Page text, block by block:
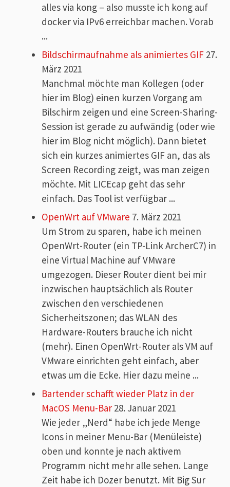
alles via kong – also musste ich kong auf
docker via IPv6 erreichbar machen. Vorab
...
Bildschirmaufnahme als animiertes GIF 27.
März 2021
Manchmal möchte man Kollegen (oder
hier im Blog) einen kurzen Vorgang am
Bilschirm zeigen und eine Screen-Sharing-
Session ist gerade zu aufwändig (oder wie
hier im Blog nicht möglich). Dann bietet
sich ein kurzes animiertes GIF an, das als
Screen Recording zeigt, was man zeigen
möchte. Mit LICEcap geht das sehr
einfach. Das Tool ist verfügbar ...
OpenWrt auf VMware 7. März 2021
Um Strom zu sparen, habe ich meinen
OpenWrt-Router (ein TP-Link ArcherC7) in
eine Virtual Machine auf VMware
umgezogen. Dieser Router dient bei mir
inzwischen hauptsächlich als Router
zwischen den verschiedenen
Sicherheitszonen; das WLAN des
Hardware-Routers brauche ich nicht
(mehr). Einen OpenWrt-Router als VM auf
VMware einrichten geht einfach, aber
etwas um die Ecke. Hier dazu meine ...
Bartender schafft wieder Platz in der
MacOS Menu-Bar 28. Januar 2021
Wie jeder „Nerd“ habe ich jede Menge
Icons in meiner Menu-Bar (Menüleiste)
oben und konnte je nach aktivem
Programm nicht mehr alle sehen. Lange
Zeit habe ich Dozer benutzt. Mit Big Sur